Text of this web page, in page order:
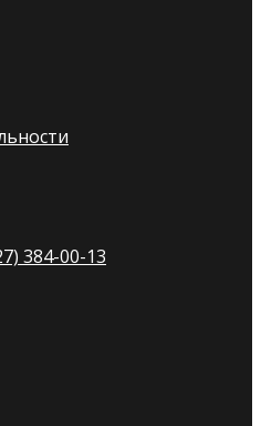
384-00-13